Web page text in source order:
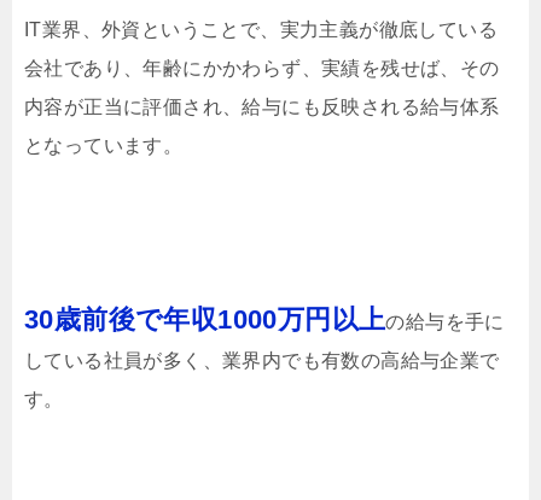
IT業界、外資ということで、実力主義が徹底している
会社であり、年齢にかかわらず、実績を残せば、その
内容が正当に評価され、給与にも反映される給与体系
となっています。
30歳前後で年収1000万円以上の給与を手に
している社員が多く、業界内でも有数の高給与企業で
す。